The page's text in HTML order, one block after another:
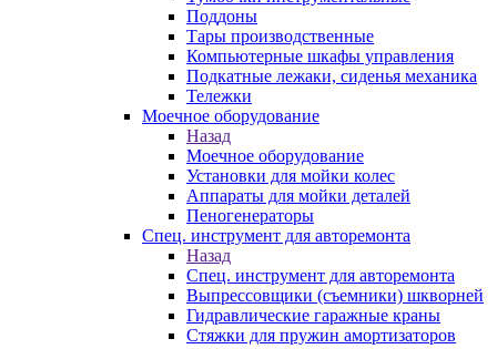
Поддоны
Тары производственные
Компьютерные шкафы управления
Подкатные лежаки, сиденья механика
Тележки
Моечное оборудование
Назад
Моечное оборудование
Установки для мойки колес
Аппараты для мойки деталей
Пеногенераторы
Спец. инструмент для авторемонта
Назад
Спец. инструмент для авторемонта
Выпрессовщики (съемники) шкворней
Гидравлические гаражные краны
Стяжки для пружин амортизаторов